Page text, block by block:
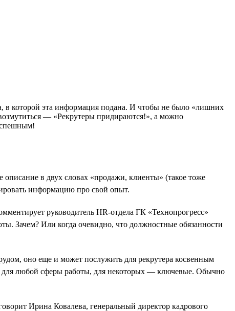
которой эта информация подана. И чтобы не было «лишних
— «Рекрутеры придираются!», а можно
описание в двух словах «продажи, клиенты» (такое тоже
информацию про свой опыт.
руководитель HR-отдела ГК «Технопрогресс»
Зачем? Или когда очевидно, что должностные обязанности
оно еще и может послужить для рекрутера косвенным
для любой сферы работы, для некоторых — ключевые. Обычно
Ирина Ковалева, генеральный директор кадрового